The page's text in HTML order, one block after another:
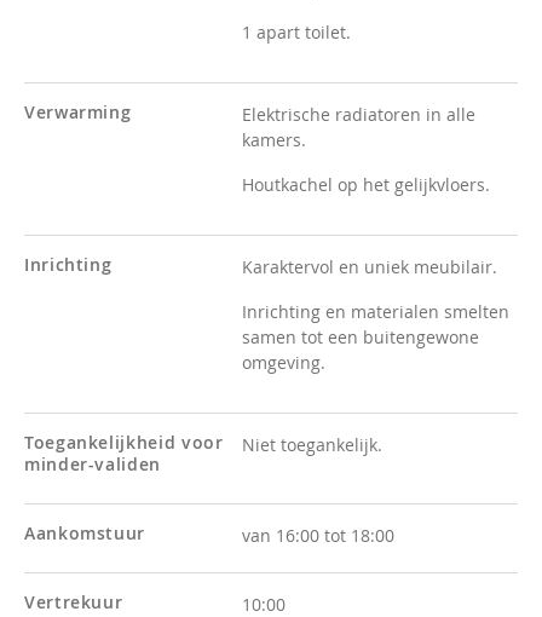
1 apart toilet.
Verwarming
Elektrische radiatoren in alle
kamers.
Houtkachel op het gelijkvloers.
Inrichting
Karaktervol en uniek meubilair.
Inrichting en materialen smelten
samen tot een buitengewone
omgeving.
Toegankelijkheid voor
minder-validen
Niet toegankelijk.
Aankomstuur van 16:00 tot 18:00
Vertrekuur
10:00